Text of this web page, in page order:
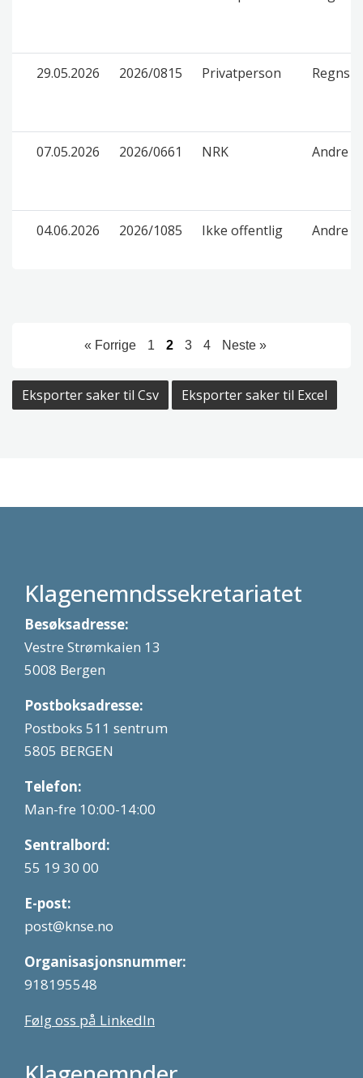
29.05.2026 2026/0815 Privatperson
07.05.2026 2026/0661 NRK Andre
04.06.2026 2026/1085 Ikke offentlig Andre
« Forrige 1 2 3 4 Neste »
Eksporter saker til Csv Eksporter saker til Excel
Klagenemndssekretariatet
Besøksadresse:
Vestre Strømkaien 13
5008 Bergen
Postboksadresse:
Postboks 511 sentrum
5805 BERGEN
Telefon:
Man-fre 10:00-14:00
Sentralbord:
55 19 30 00
E-post:
post@knse.no
Organisasjonsnummer:
918195548
Følg oss på LinkedIn